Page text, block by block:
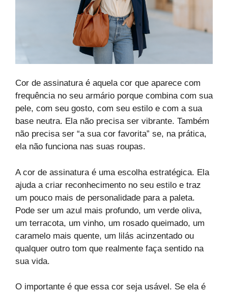
Cor de assinatura é aquela cor que aparece com
frequência no seu armário porque combina com sua
pele, com seu gosto, com seu estilo e com a sua
base neutra. Ela não precisa ser vibrante. Também
não precisa ser “a sua cor favorita” se, na prática,
ela não funciona nas suas roupas.
A cor de assinatura é uma escolha estratégica. Ela
ajuda a criar reconhecimento no seu estilo e traz
um pouco mais de personalidade para a paleta.
Pode ser um azul mais profundo, um verde oliva,
um terracota, um vinho, um rosado queimado, um
caramelo mais quente, um lilás acinzentado ou
qualquer outro tom que realmente faça sentido na
sua vida.
O importante é que essa cor seja usável. Se ela é